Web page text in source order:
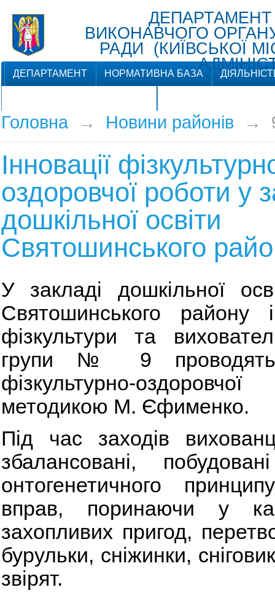
ВИКОНАВЧОГО
РАДИ (КИЇВСЬКОЇ
ДЕПАРТАМЕНТ НОРМАТИВНА БАЗА
Головна→ Новини районів→
Інновації
оздоровчої роботи у
дошкільної освіти
Святошинського
У закладі дошкільної
Святошинського району
фізкультури та
групи № 9
фізкультурно-
методикою М. Єфименко.
Під час заходів
збалансовані,
онтогенетичного
вправ, поринаючи у
захопливих пригод,
бурульки, сніжинки,
звірят.